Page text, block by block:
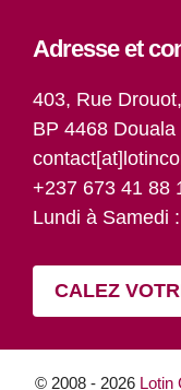
Adresse et
403, Rue
BP 4468 Douala
+237 673 41 88
Lundi à Samedi
CALEZ
© 2008 - 2026 Lotin
Article ajouté au